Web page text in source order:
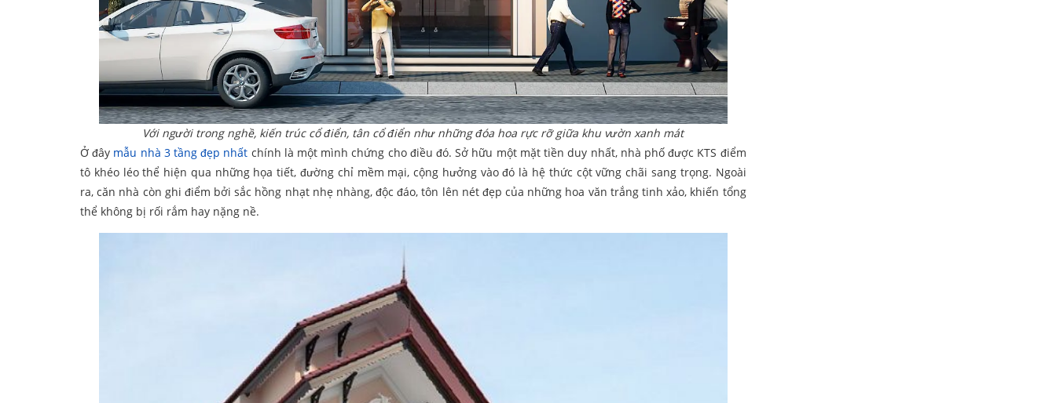
Với người trong nghề, kiến trúc cổ điển, tân cổ điển như những đóa hoa rực rỡ giữa khu vườn xanh mát
Ở đây mẫu nhà 3 tầng đẹp nhất chính là một mình chứng cho điều đó. Sở hữu một mặt tiền duy nhất, nhà phố được KTS điểm
tô khéo léo thể hiện qua những họa tiết, đường chỉ mềm mại, cộng hưởng vào đó là hệ thức cột vững chãi sang trọng. Ngoài
ra, căn nhà còn ghi điểm bởi sắc hồng nhạt nhẹ nhàng, độc đáo, tôn lên nét đẹp của những hoa văn trắng tinh xảo, khiến tổng
thể không bị rối rắm hay nặng nề.